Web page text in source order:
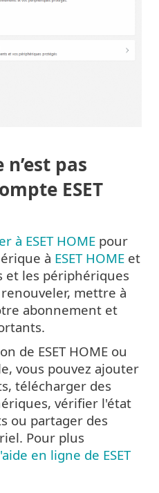
pas
ESET
à ESET HOME pour
à ESET HOME et
et les périphériques
mettre à
abonnement et
de ESET HOME ou
vous pouvez ajouter
télécharger des
vérifier l'état
ou partager des
Pour plus
en ligne de ESET